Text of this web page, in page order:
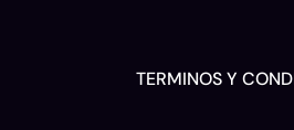
TERMINOS Y